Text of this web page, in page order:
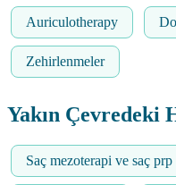
Auriculotherapy
Zehirlenmeler
Yakın Çevredeki
Saç mezoterapi ve saç prp